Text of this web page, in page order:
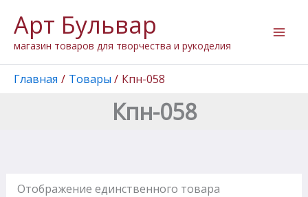
содержимому
Арт Бульвар
магазин товаров для творчества и рукоделия
Главная Товары Кпн-058
Кпн-058
Отображение единственного товара